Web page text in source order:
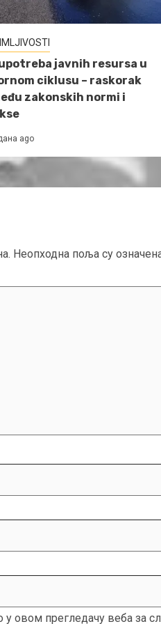
javnih resursa u
ciklusu – raskorak
zakonskih normi i
ago
Неопходна поља су
у овом прегледачу веба за